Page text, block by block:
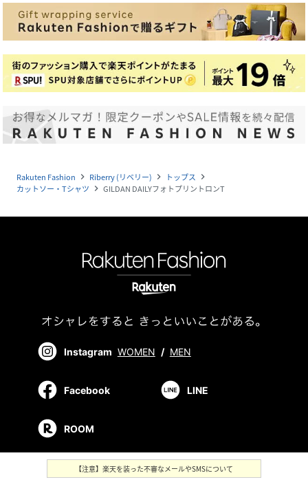
Rakuten Fashion navigate_next Riberry (リベリー) navigate_next トップス navigate_next
カットソー・Tシャツ navigate_next GILDAN DAILYフォトプリントロンT
Instagram WOMEN / MEN
Facebook LINE
ROOM
【注意】楽天を装った不審なメールやSMSについて